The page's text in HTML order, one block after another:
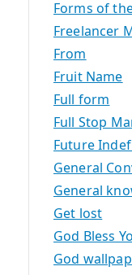
Forms of
Freelancer
From
Fruit Name
Full form
Full Stop
Future
General
General
Get lost
God Bless
God